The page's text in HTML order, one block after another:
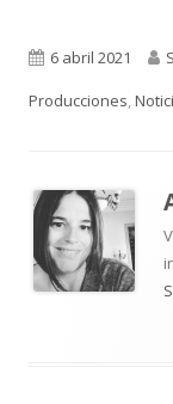
Publicado
el
6 abril 2021
Producciones,